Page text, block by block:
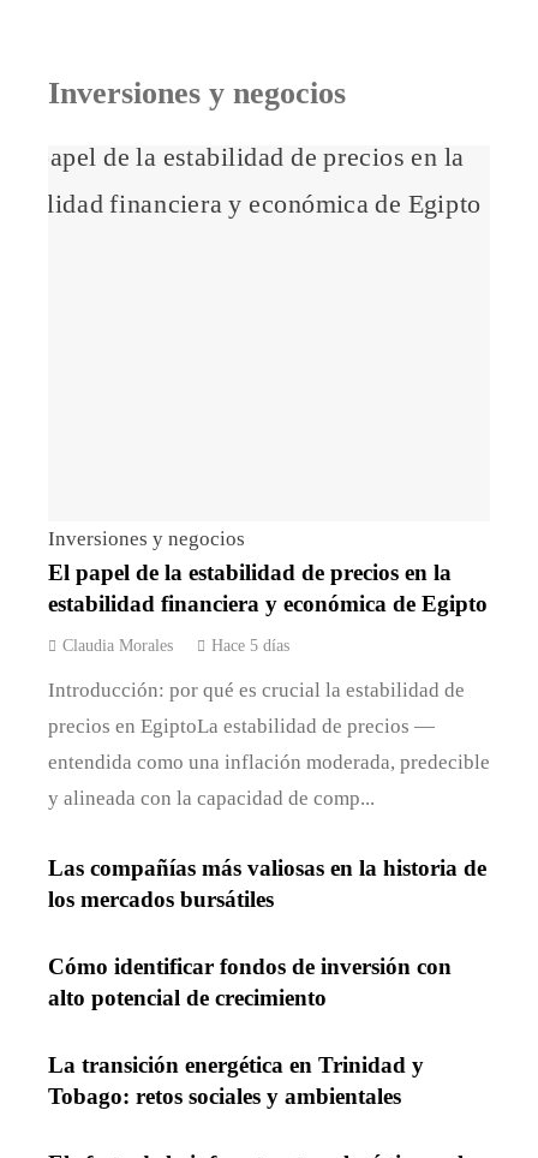
Inversiones y negocios
Inversiones y negocios
El papel de la estabilidad de precios en la
estabilidad financiera y económica de Egipto
Claudia Morales Hace 5 días
Introducción: por qué es crucial la estabilidad de
precios en EgiptoLa estabilidad de precios —
entendida como una inflación moderada, predecible
y alineada con la capacidad de comp...
Las compañías más valiosas en la historia de
los mercados bursátiles
Cómo identificar fondos de inversión con
alto potencial de crecimiento
La transición energética en Trinidad y
Tobago: retos sociales y ambientales